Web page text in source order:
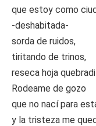
que estoy como
-deshabitada-
sorda de ruidos,
tiritando de trinos,
reseca hoja
Rodeame de gozo
que no nací para
y la tristeza me